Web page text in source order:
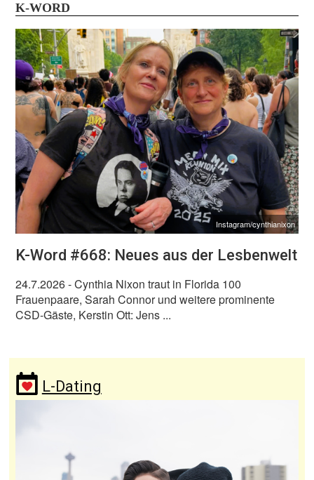
K-WORD
Instagram/cynthianixon
K-Word #668: Neues aus der Lesbenwelt
24.7.2026- Cynthia Nixon traut in Florida 100
Frauenpaare, Sarah Connor und weitere prominente
CSD-Gäste, Kerstin Ott: Jens ...
L-Dating